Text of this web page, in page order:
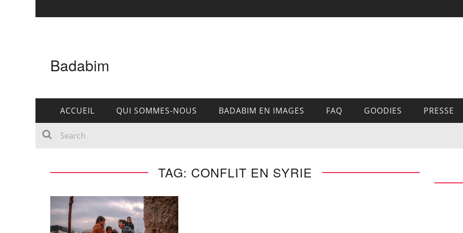
Badabim
ACCUEIL QUI SOMMES-NOUS BADABIM EN IMAGES FAQ GOODIES PRESSE
TAG: CONFLIT EN SYRIE